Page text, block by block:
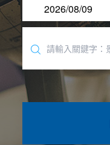
台灣
夯講座
自由行